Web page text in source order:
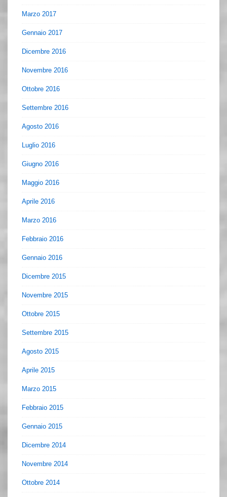
Marzo 2017
Gennaio 2017
Dicembre 2016
Novembre 2016
Ottobre 2016
Settembre 2016
Agosto 2016
Luglio 2016
Giugno 2016
Maggio 2016
Aprile 2016
Marzo 2016
Febbraio 2016
Gennaio 2016
Dicembre 2015
Novembre 2015
Ottobre 2015
Settembre 2015
Agosto 2015
Aprile 2015
Marzo 2015
Febbraio 2015
Gennaio 2015
Dicembre 2014
Novembre 2014
Ottobre 2014